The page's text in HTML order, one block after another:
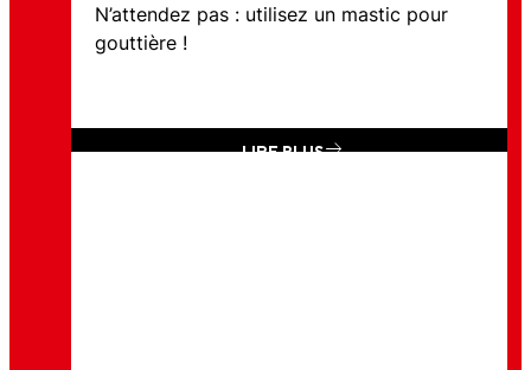
N’attendez pas : utilisez un mastic pour
gouttière !
LIRE PLUS